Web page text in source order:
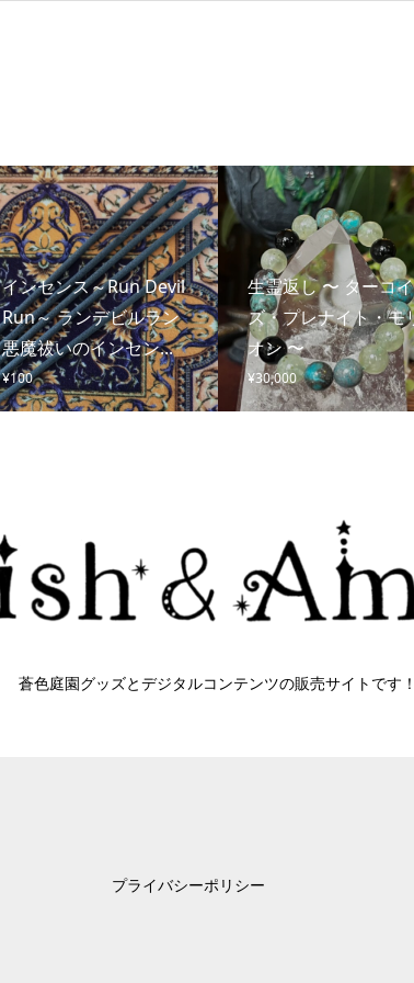
インセンス～Run Devil
Run～ ランデビルラン
悪魔祓いのインセン...
¥100
生霊返し 〜 ターコイ
ズ・プレナイト・モ
オン 〜
¥30,000
蒼色庭園グッズとデジタルコンテンツの販売サイトです！
プライバシーポリシー